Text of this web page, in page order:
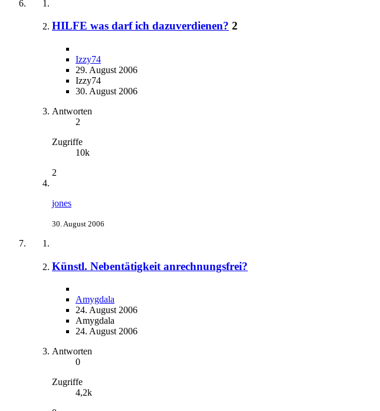
HILFE was darf ich dazuverdienen? 2
Izzy74
29. August 2006
Izzy74
30. August 2006
Antworten
2
Zugriffe
10k
2
jones
30. August 2006
Künstl. Nebentätigkeit anrechnungsfrei?
Amygdala
24. August 2006
Amygdala
24. August 2006
Antworten
0
Zugriffe
4,2k